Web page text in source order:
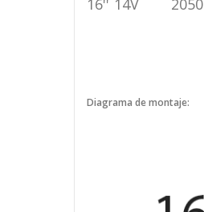
16'' 14V 2050
Diagrama de montaje: